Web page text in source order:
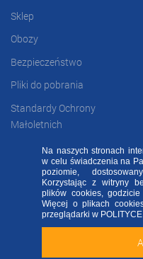
Sprawdź
Zainstaluj
Sklep
Obozy
Bezpieczeństwo
Pliki do pobrania
Standardy Ochrony
Małoletnich
FOOTBALL
ALL RIGHTS
FAQ
Na naszych stronach
w celu świadczenia na
poziomie,
Korzystając z witryny
plików cookies,
Więcej o plikach
przeglądarki w